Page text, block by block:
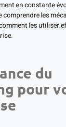
en constante
les
les utiliser
du
pour